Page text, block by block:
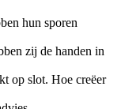
hun sporen
zij de handen in
op slot. Hoe creëer